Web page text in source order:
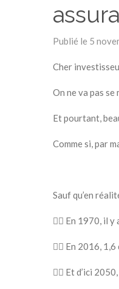
Publié le 5
Cher
On ne va pas
Et pourtant,
Comme si, par
Sauf qu’en
👉🏻 En 1970, il
👉🏻 En 2016,
👉🏻 Et d’ici